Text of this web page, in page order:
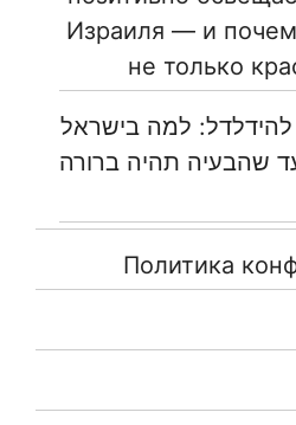
Израиля — и
не только
למה בישראל
שהבעיה תהיה ברורה
Политика